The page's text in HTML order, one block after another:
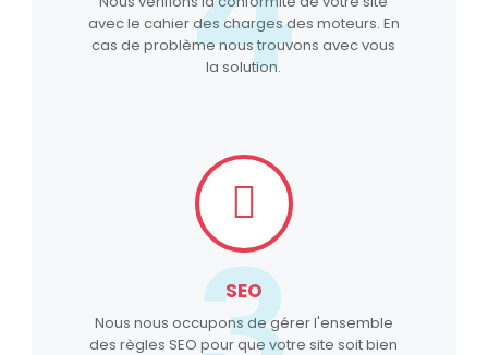
avec le cahier des charges des moteurs. En
cas de problème nous trouvons avec vous
la solution.
SEO
Nous nous occupons de gérer l'ensemble
des règles SEO pour que votre site soit bien